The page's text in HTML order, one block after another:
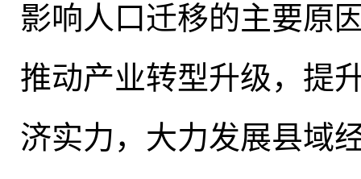
影响人口迁移的主要原
推动产业转型升级 ， 提
济实力 ， 大力发展县域